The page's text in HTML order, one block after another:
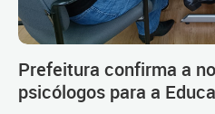
Prefeitura confirma a
psicólogos para a